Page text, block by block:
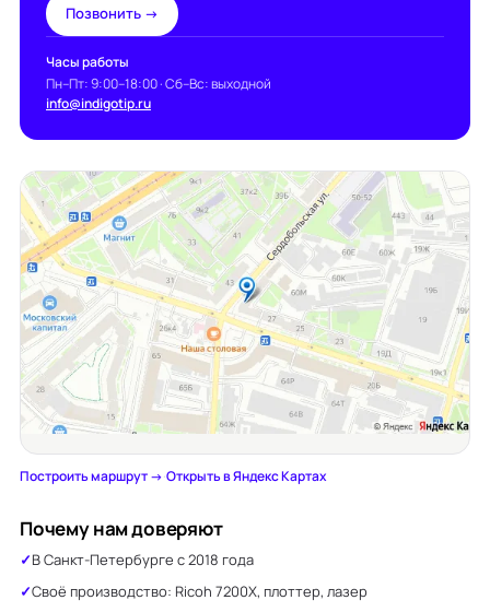
Позвонить →
Часы работы
Пн–Пт: 9:00–18:00 · Сб–Вс: выходной
info@indigotip.ru
Построить маршрут →·Открыть в Яндекс Картах
Почему нам доверяют
В Санкт-Петербурге с 2018 года
Своё производство: Ricoh 7200X, плоттер, лазер